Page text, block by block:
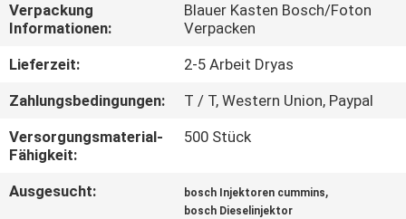
TRETEN
SIE
MIT
UNS
IN
VERBINDUNG
Verpackung
Informationen:
Blauer Kasten Bosch/Foton
Verpacken
Lieferzeit:
2-5 Arbeit Dryas
Zahlungsbedingungen:
T / T, Western Union, Paypal
Versorgungsmaterial-
Fähigkeit:
500 Stück
Ausgesucht: bosch Injektoren cummins,
bosch Dieselinjektor